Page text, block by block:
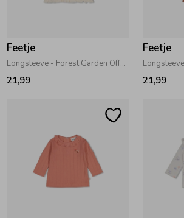
Feetje
Longsleeve - Forest Garden Offwhite
21,99
Feetje
21,99